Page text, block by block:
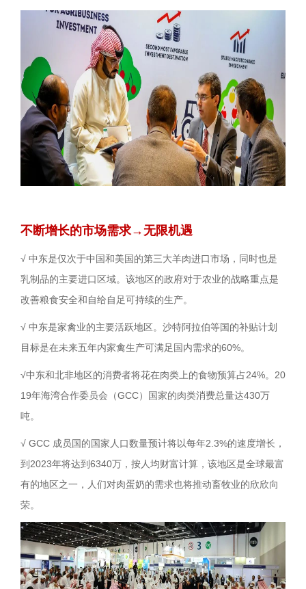
不断增长的市场需求→无限机遇
√ 中东是仅次于中国和美国的第三大羊肉进口市场，同时也是
乳制品的主要进口区域。该地区的政府对于农业的战略重点是
改善粮食安全和自给自足可持续的生产。
√ 中东是家禽业的主要活跃地区。沙特阿拉伯等国的补贴计划
目标是在未来五年内家禽生产可满足国内需求的60%。
√中东和北非地区的消费者将花在肉类上的食物预算占24%。20
19年海湾合作委员会（GCC）国家的肉类消费总量达430万
吨。
√ GCC 成员国的国家人口数量预计将以每年2.3%的速度增长，
到2023年将达到6340万，按人均财富计算，该地区是全球最富
有的地区之一，人们对肉蛋奶的需求也将推动畜牧业的欣欣向
荣。